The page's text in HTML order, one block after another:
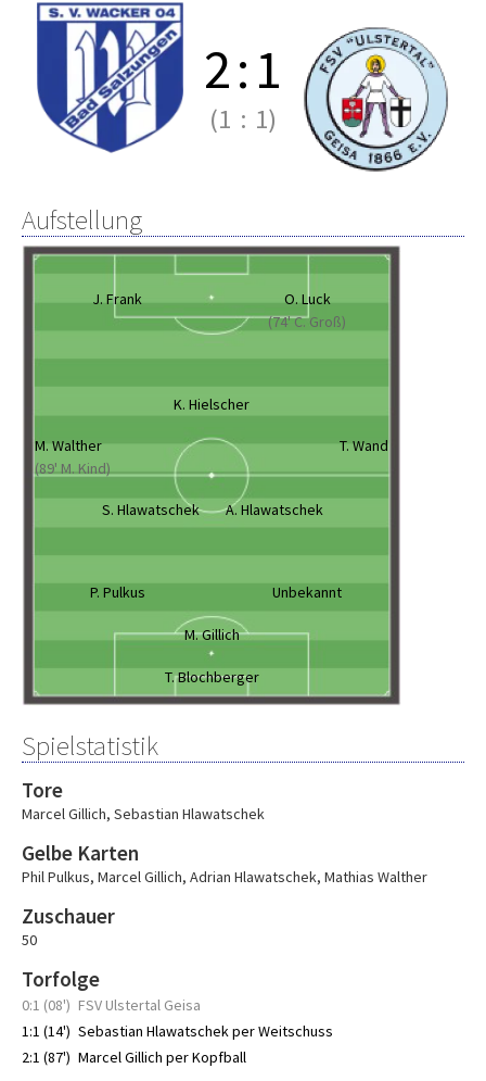
2:1
(1 : 1)
Aufstellung
J. Frank
O. Luck
(74' C. Groß)
K. Hielscher
M. Walther
(89' M. Kind)
T. Wand
S. Hlawatschek A. Hlawatschek
P. Pulkus Unbekannt
M. Gillich
T. Blochberger
Spielstatistik
Tore
Marcel Gillich, Sebastian Hlawatschek
Gelbe Karten
Phil Pulkus, Marcel Gillich, Adrian Hlawatschek, Mathias Walther
Zuschauer
50
Torfolge
0:1 (08') FSV Ulstertal Geisa
1:1 (14') Sebastian Hlawatschek per Weitschuss
2:1 (87') Marcel Gillich per Kopfball